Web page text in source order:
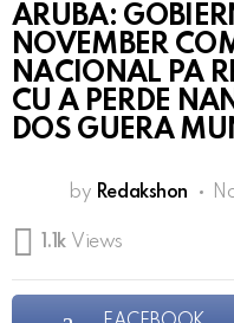
ARUBA:
NOVEMBER
NACIONAL PA
CU A PERDE
DOS GUERA
by Redakshon
1.1k Views